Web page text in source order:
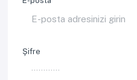
Şifre